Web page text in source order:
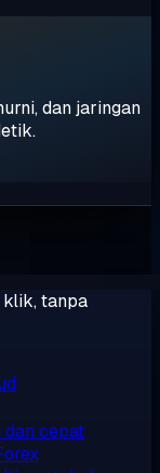
dan jaringan
tanpa
dan cepat